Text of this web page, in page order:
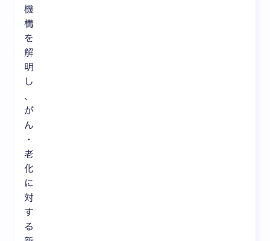
機
構
を
解
明
し
、
が
ん
・
老
化
に
対
す
る